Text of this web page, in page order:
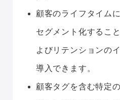
顧客のライフタイム
セグメント化するこ
よびリテンションの
導入できます。
顧客タグを含む特定